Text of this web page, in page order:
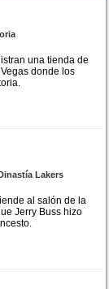
una tienda de
donde los
Lakers
al salón de la
Jerry Buss hizo